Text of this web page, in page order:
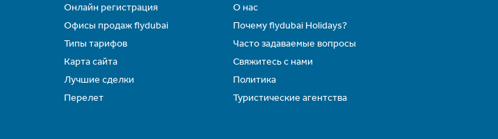
Онлайн регистрация
Офисы продаж flydubai
Типы тарифов
Карта сайта
Лучшие сделки
Перелет
О нас
Почему flydubai Holidays?
Часто задаваемые вопросы
Свяжитесь с нами
Политика
Туристические агентства